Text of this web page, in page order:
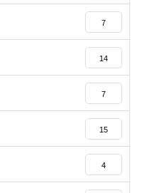
7
14
7
15
4